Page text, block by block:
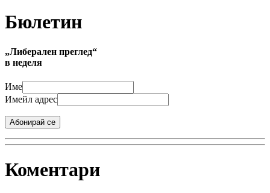
Бюлетин
„Либерален преглед“
в неделя
Име
Имейл адрес
Абонирай се
Коментари